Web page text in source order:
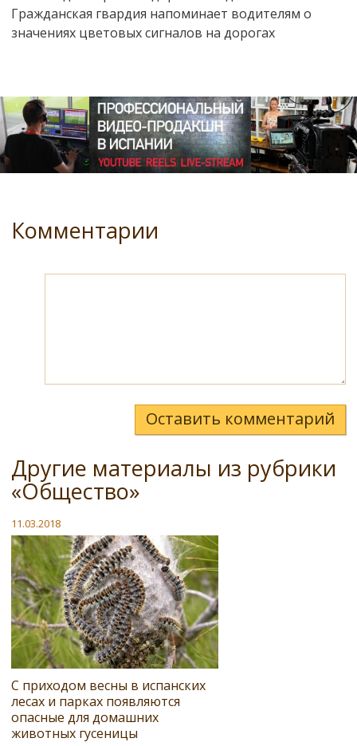
Гражданская гвардия напоминает водителям о
значениях цветовых сигналов на дорогах
Комментарии
Оставить комментарий
Другие материалы из рубрики
«Общество»
11.03.2018
С приходом весны в испанских
лесах и парках появляются
опасные для домашних
животных гусеницы